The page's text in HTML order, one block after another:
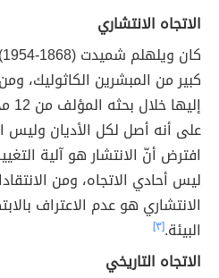
الاتجاه الانتشاري
كبير من المبشرين الكاثوليك،
على أنه أصل لكل الأديان وليس
افترض أنّ الانتشار هو آلية
ليس أحادي الاتجاه، ومن
الانتشاري هو عدم الاعتراف
البيئة.[٣]
الاتجاه التاريخي